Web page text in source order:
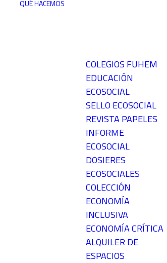
QUÉ HACEMOS
COLEGIOS FUHEM
EDUCACIÓN
ECOSOCIAL
SELLO ECOSOCIAL
REVISTA PAPELES
INFORME
ECOSOCIAL
DOSIERES
ECOSOCIALES
COLECCIÓN
ECONOMÍA
INCLUSIVA
ECONOMÍA CRÍTICA
ALQUILER DE
ESPACIOS